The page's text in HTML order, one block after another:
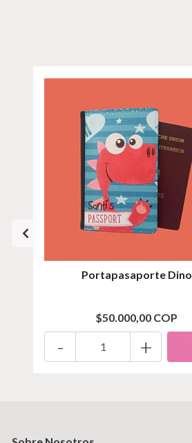
Portapasaporte Dino
$50.000,00 COP
+
-